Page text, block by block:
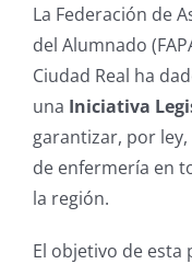
La Federación de
del Alumnado
Ciudad Real ha
una Iniciativa
garantizar, por
de enfermería en
la región.
El objetivo de